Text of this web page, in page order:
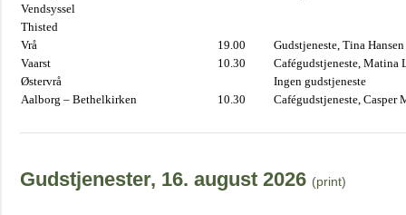
Vendsyssel
Thisted
Vrå
19.00
Gudstjeneste, Tina Hansen
Vaarst
10.30
Cafégudstjeneste, Matina
Østervrå
Ingen gudstjeneste
Aalborg – Bethelkirken
10.30 Cafégudstjeneste, Casper
Gudstjenester, 16. august 2026 (print)